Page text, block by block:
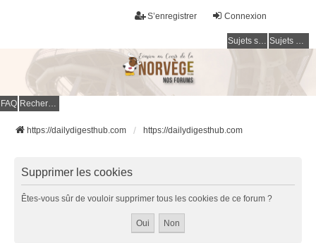
Connexion
S’enregistrer
Sujets sans réponse Sujets actifs
FAQ Rechercher
https://dailydigesthub.com https://dailydigesthub.com
Supprimer les cookies
Êtes-vous sûr de vouloir supprimer tous les cookies de ce forum ?